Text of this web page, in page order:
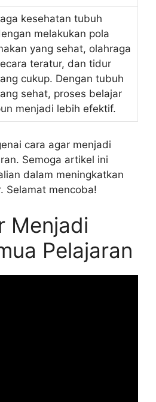
kesehatan tubuh
melakukan pola
yang sehat, olahraga
teratur, dan tidur
cukup. Dengan tubuh
sehat, proses belajar
menjadi lebih efektif.
cara agar menjadi
Semoga artikel ini
dalam meningkatkan
Selamat mencoba!
Menjadi
Pelajaran